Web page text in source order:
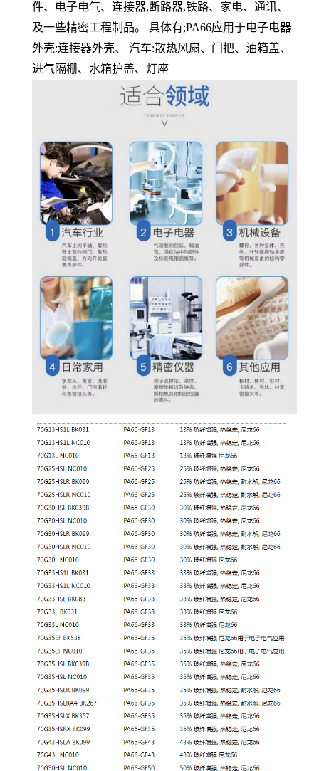
件、电子电气、连接器,断路器,铁路、家电、通讯、
及一些精密工程制品。 具体有;PA66应用于电子电器
外壳:连接器外壳、 汽车:散热风扇、门把、油箱盖、
进气隔栅、水箱护盖、灯座